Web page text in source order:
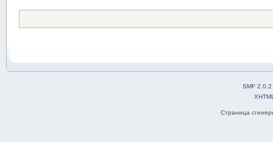
SMF 2.0.2
Страница